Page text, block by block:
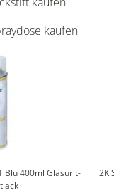
kaufen
Blu 400ml Glasurit-
2K